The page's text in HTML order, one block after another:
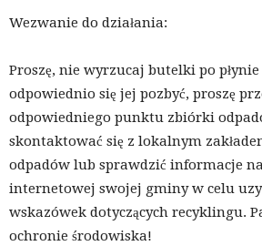
Wezwanie do działania:
Proszę, nie wyrzucaj butelki po płynie
odpowiednio się jej pozbyć, proszę
odpowiedniego punktu zbiórki
skontaktować się z lokalnym
odpadów lub sprawdzić informacje
internetowej swojej gminy w celu
wskazówek dotyczących recyklingu.
ochronie środowiska!